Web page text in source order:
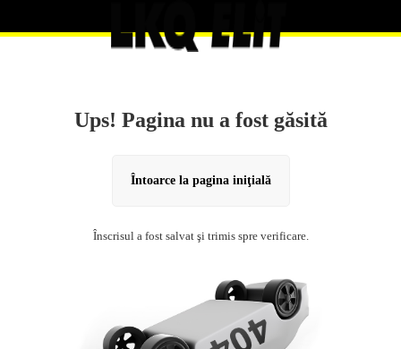
Ups! Pagina nu a fost găsită
Întoarce la pagina iniţială
Înscrisul a fost salvat şi trimis spre verificare.